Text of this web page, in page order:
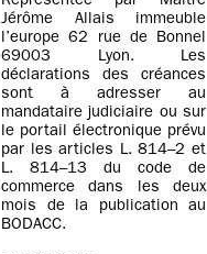
Jérôme Allais immeuble
l’europe 62 rue de Bonnel
69003 Lyon. Les
déclarations des créances
sont à adresser au
mandataire judiciaire ou sur
le portail électronique prévu
par les articles L. 814–2 et
L. 814–13 du code de
commerce dans les deux
mois de la publication au
BODACC.